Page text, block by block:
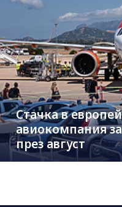
Стачка в
авиокомпания
през август